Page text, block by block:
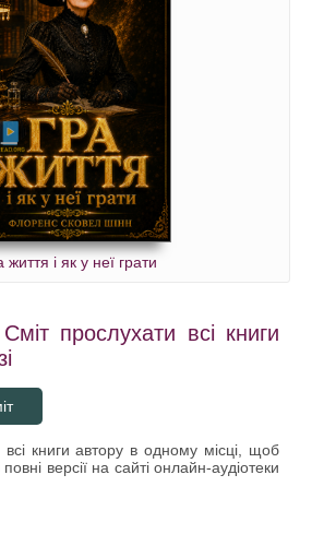
життя і як у неї грати
прослухати всі книги
книги автору в одному місці, щоб
версії на сайті онлайн-аудіотеки